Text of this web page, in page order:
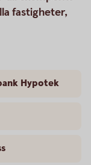
fastigheter,
Hypotek